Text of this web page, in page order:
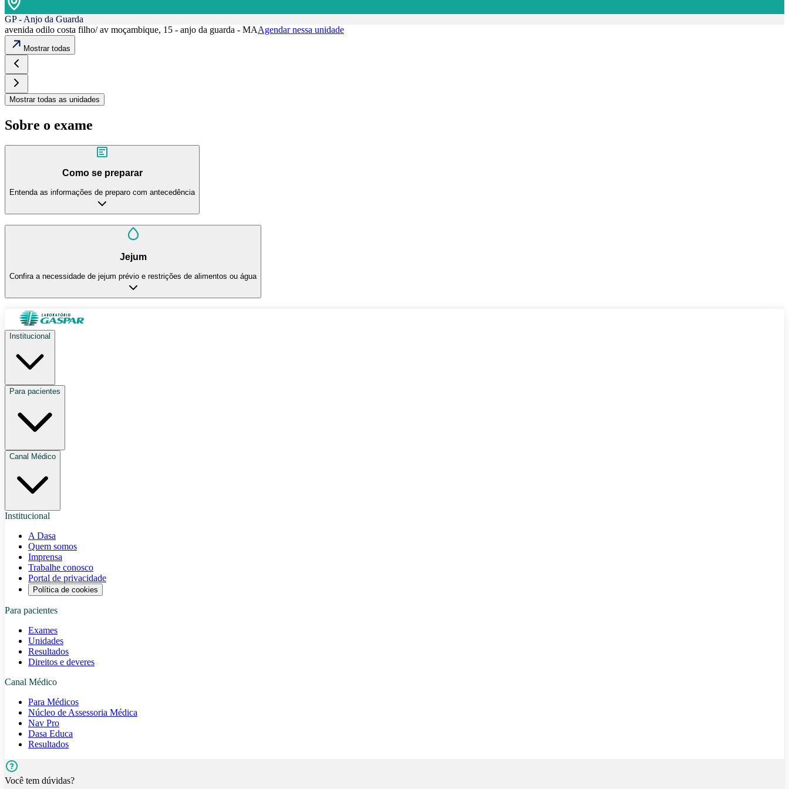
GP - Anjo da Guarda
avenida odilo costa filho/ av moçambique, 15 - anjo da guarda - MAAgendar nessa unidade
Mostrar todas
Mostrar todas as unidades
Sobre o exame
Como se preparar
Entenda as informações de preparo com antecedência
Jejum
Confira a necessidade de jejum prévio e restrições de alimentos ou água
Institucional
Para pacientes
Canal Médico
Institucional
A Dasa
Quem somos
Imprensa
Trabalhe conosco
Portal de privacidade
Política de cookies
Para pacientes
Exames
Unidades
Resultados
Direitos e deveres
Canal Médico
Para Médicos
Núcleo de Assessoria Médica
Nav Pro
Dasa Educa
Resultados
Você tem dúvidas?